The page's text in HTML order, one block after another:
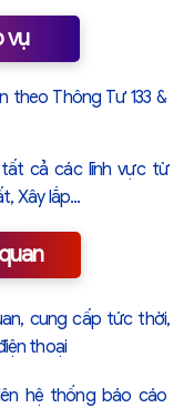
vụ
theo Thông Tư 133 &
cả các lĩnh vực từ
Xây lắp...
cung cấp tức thời,
thoại
hệ thống báo cáo